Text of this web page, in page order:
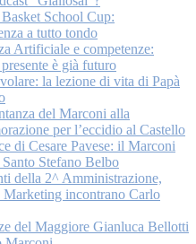
School Cup:
a tutto tondo
Artificiale e competenze:
è già futuro
la lezione di vita di Papà
del Marconi alla
per l’eccidio al Castello
di Cesare Pavese: il Marconi
Stefano Belbo
della 2^ Amministrazione,
Marketing incontrano Carlo
del Maggiore Gianluca Bellotti